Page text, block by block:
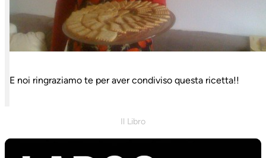
E noi ringraziamo te per aver condiviso questa ricetta!!
Il Libro